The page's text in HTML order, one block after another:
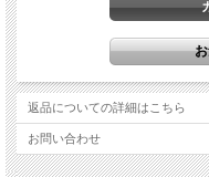
ジよりお買い求めください。
天然水晶 クリスタル
水晶は世界中の人に愛され、伝
欠かせない石です。
クセが少なく、持つ人や組み合
の方にも扱いやすい石です！
す。
返品についての詳細はこちら
お問い合わせ